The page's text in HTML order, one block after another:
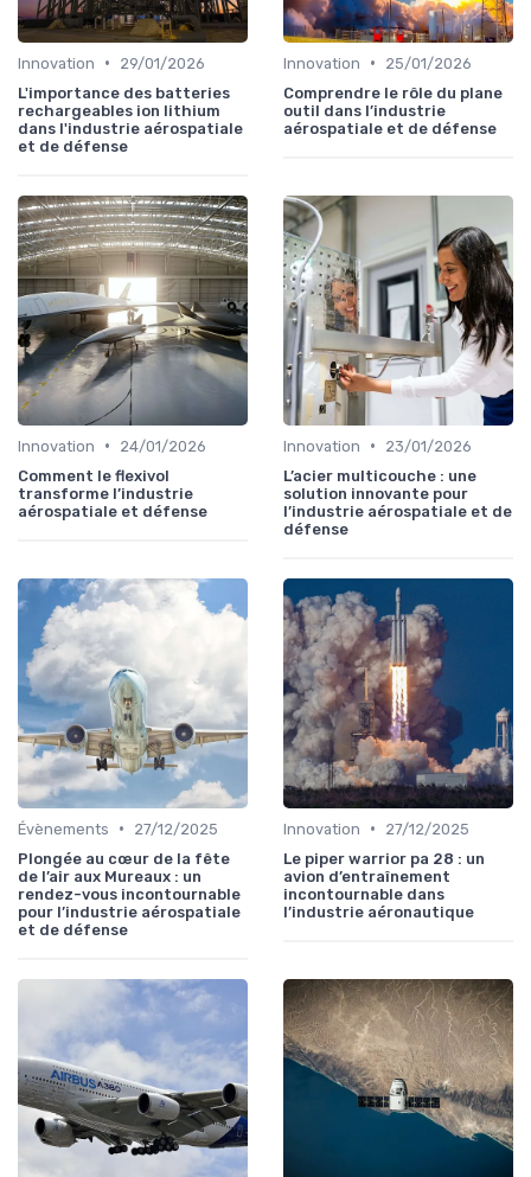
Innovation •
29/01/2026
L'importance des batteries
rechargeables ion lithium
dans l'industrie aérospatiale
et de défense
Innovation •
25/01/2026
Comprendre le rôle du plane
outil dans l’industrie
aérospatiale et de défense
Innovation •
24/01/2026
Comment le flexivol
transforme l’industrie
aérospatiale et défense
Innovation •
23/01/2026
L’acier multicouche : une
solution innovante pour
l’industrie aérospatiale et de
défense
Évènements •
27/12/2025
Plongée au cœur de la fête
de l’air aux Mureaux : un
rendez-vous incontournable
pour l’industrie aérospatiale
et de défense
Innovation •
27/12/2025
Le piper warrior pa 28 : un
avion d’entraînement
incontournable dans
l’industrie aéronautique